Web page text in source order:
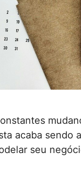
acaba sendo
seu